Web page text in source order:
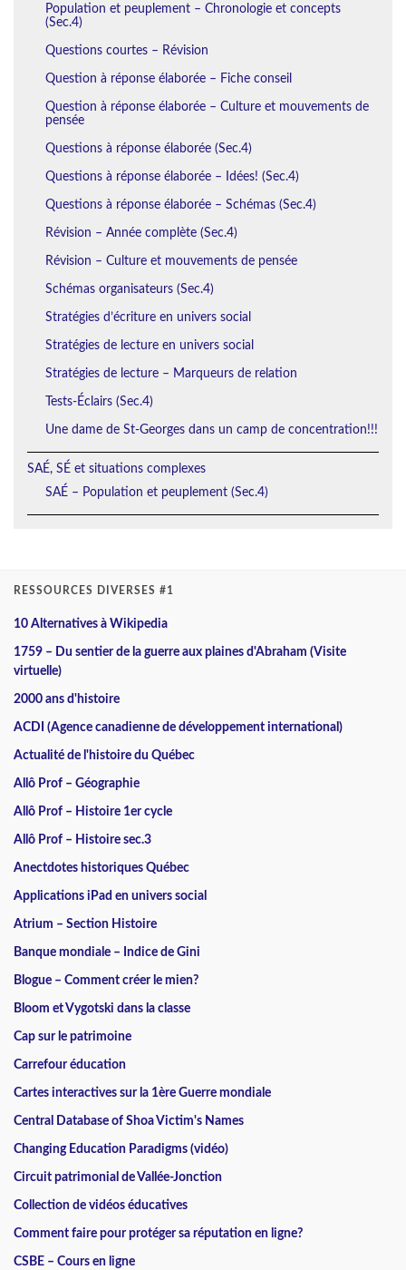
Population et peuplement – Chronologie et concepts
(Sec.4)
Questions courtes – Révision
Question à réponse élaborée – Fiche conseil
Question à réponse élaborée – Culture et mouvements de
pensée
Questions à réponse élaborée (Sec.4)
Questions à réponse élaborée – Idées! (Sec.4)
Questions à réponse élaborée – Schémas (Sec.4)
Révision – Année complète (Sec.4)
Révision – Culture et mouvements de pensée
Schémas organisateurs (Sec.4)
Stratégies d’écriture en univers social
Stratégies de lecture en univers social
Stratégies de lecture – Marqueurs de relation
Tests-Éclairs (Sec.4)
Une dame de St-Georges dans un camp de concentration!!!
SAÉ, SÉ et situations complexes
SAÉ – Population et peuplement (Sec.4)
RESSOURCES DIVERSES #1
10 Alternatives à Wikipedia
1759 – Du sentier de la guerre aux plaines d'Abraham (Visite
virtuelle)
2000 ans d'histoire
ACDI (Agence canadienne de développement international)
Actualité de l'histoire du Québec
Allô Prof – Géographie
Allô Prof – Histoire 1er cycle
Allô Prof – Histoire sec.3
Anectdotes historiques Québec
Applications iPad en univers social
Atrium – Section Histoire
Banque mondiale – Indice de Gini
Blogue – Comment créer le mien?
Bloom et Vygotski dans la classe
Cap sur le patrimoine
Carrefour éducation
Cartes interactives sur la 1ère Guerre mondiale
Central Database of Shoa Victim's Names
Changing Education Paradigms (vidéo)
Circuit patrimonial de Vallée-Jonction
Collection de vidéos éducatives
Comment faire pour protéger sa réputation en ligne?
CSBE – Cours en ligne